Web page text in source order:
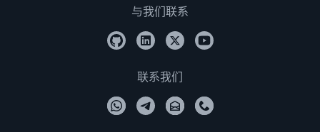
与我们联系
联系我们